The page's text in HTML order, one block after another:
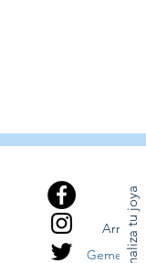
Arriba
Gemelos